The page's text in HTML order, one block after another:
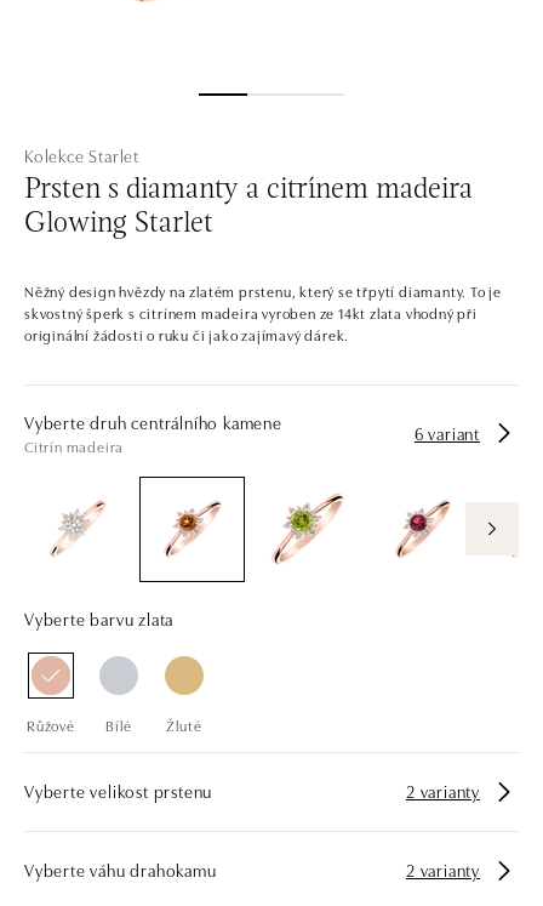
Kolekce Starlet
Prsten s diamanty a citrínem madeira
Glowing Starlet
Něžný design hvězdy na zlatém prstenu, který se třpytí diamanty. To je
skvostný šperk s citrínem madeira vyroben ze 14kt zlata vhodný při
originální žádosti o ruku či jako zajímavý dárek.
Vyberte druh centrálního kamene
Citrín madeira
6 variant
Vyberte barvu zlata
Růžové Bílé Žluté
Vyberte velikost prstenu 2 varianty
Vyberte váhu drahokamu 2 varianty